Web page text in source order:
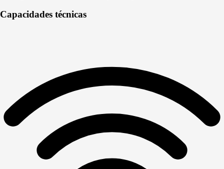
Capacidades técnicas